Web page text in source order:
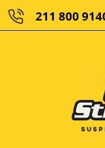
211 800